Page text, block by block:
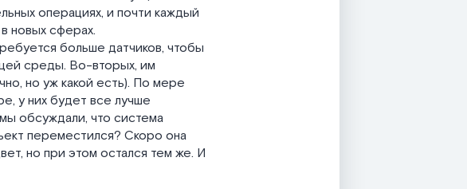
операциях, и почти каждый
новых сферах.
больше датчиков, чтобы
среды. Во-вторых, им
но уж какой есть). По мере
у них будет все лучше
обсуждали, что система
переместился? Скоро она
но при этом остался тем же. И